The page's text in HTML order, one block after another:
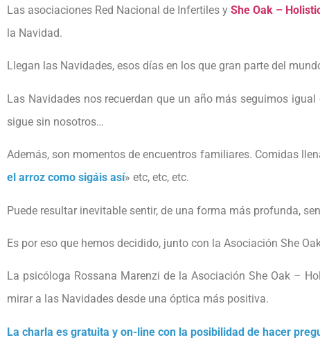
Las asociaciones Red Nacional de Infertiles y She Oak –
la Navidad.
Llegan las Navidades, esos días en los que gran parte del
Las Navidades nos recuerdan que un año más seguimos
sigue sin nosotros…
Además, son momentos de encuentros familiares. Comidas
el arroz como sigáis así» etc, etc, etc.
Puede resultar inevitable sentir, de una forma más profunda,
Es por eso que hemos decidido, junto con la Asociación She
La psicóloga Rossana Marenzi de la Asociación She Oak –
mirar a las Navidades desde una óptica más positiva.
La charla es gratuita y on-line con la posibilidad de hacer